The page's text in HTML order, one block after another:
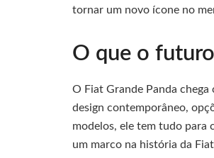
tornar um novo ícone no
O que o
O Fiat Grande Panda
design contemporâneo,
modelos, ele tem tudo para
um marco na história da